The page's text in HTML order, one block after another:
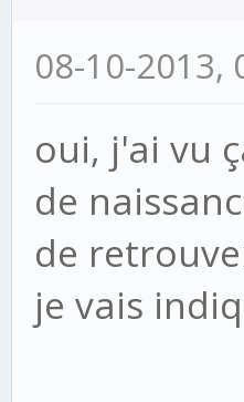
08-10-2013,
oui, j'ai vu
de
de
je vais